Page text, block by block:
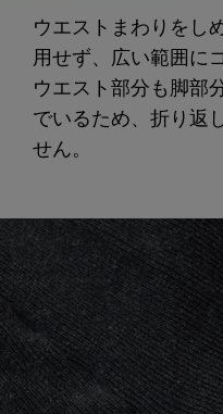
ウエストまわりをし
用せず、広い範囲に
ウエスト部分も脚部
でいるため、折り返
せん。